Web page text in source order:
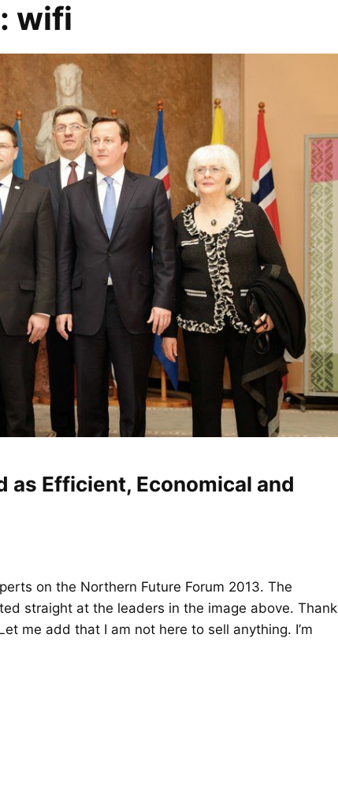
wifi
as Efficient, Economical and
on the Northern Future Forum 2013. The
straight at the leaders in the image above. Thank
me add that I am not here to sell anything. I’m